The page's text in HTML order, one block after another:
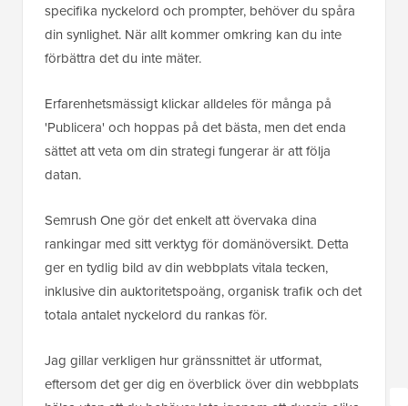
specifika nyckelord och prompter, behöver du spåra
din synlighet. När allt kommer omkring kan du inte
förbättra det du inte mäter.
Erfarenhetsmässigt klickar alldeles för många på
'Publicera' och hoppas på det bästa, men det enda
sättet att veta om din strategi fungerar är att följa
datan.
Semrush One gör det enkelt att övervaka dina
rankingar med sitt verktyg för domänöversikt. Detta
ger en tydlig bild av din webbplats vitala tecken,
inklusive din auktoritetspoäng, organisk trafik och det
totala antalet nyckelord du rankas för.
Jag gillar verkligen hur gränssnittet är utformat,
eftersom det ger dig en överblick över din webbplats